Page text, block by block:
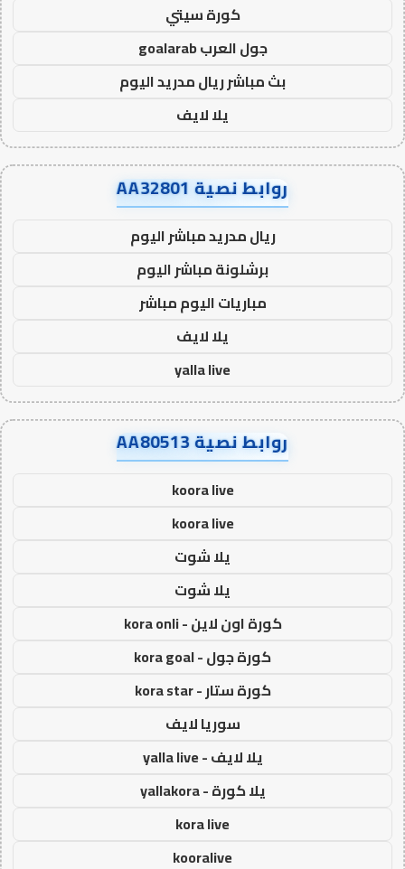
كورة سيتي
جول العرب goalarab
بث مباشر ريال مدريد اليوم
يلا لايف
روابط نصية AA32801
ريال مدريد مباشر اليوم
برشلونة مباشر اليوم
مباريات اليوم مباشر
يلا لايف
yalla live
روابط نصية AA80513
koora live
koora live
يلا شوت
يلا شوت
كورة اون لاين - kora onli
كورة جول - kora goal
كورة ستار - kora star
سوريا لايف
يلا لايف - yalla live
يلا كورة - yallakora
kora live
kooralive